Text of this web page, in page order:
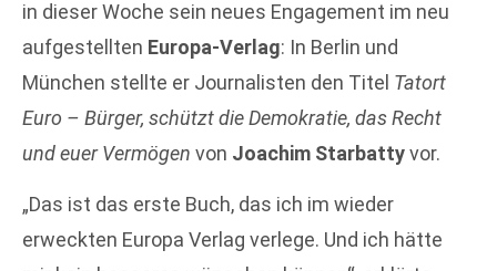
in dieser Woche sein neues Engagement im neu
aufgestellten Europa-Verlag: In Berlin und
München stellte er Journalisten den Titel Tatort
Euro – Bürger, schützt die Demokratie, das Recht
und euer Vermögen von Joachim Starbattyvor.
„Das ist das erste Buch, das ich im wieder
erweckten Europa Verlag verlege. Und ich hätte